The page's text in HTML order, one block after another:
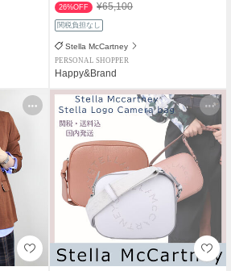
26%OFF ¥65,100
関税負担なし
Stella McCartney
PERSONAL SHOPPER
Happy&Brand